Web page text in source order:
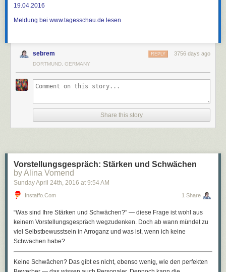
19.04.2016
Meldung bei www.tagesschau.de lesen
sebrem 3756 days ago
REPLY
DORTMUND, GERMANY
Share this story
Vorstellungsgespräch: Stärken und Schwächen
by Alina Vomend
Sunday April 24th, 2016 at 9:54 AM
Instaffo.com 1 Share
“Was sind Ihre Stärken und Schwächen?” — diese Frage ist wohl aus
keinem Vorstellungsgespräch wegzudenken. Doch ab wann mündet zu
viel Selbstbewusstsein in Arroganz und was ist, wenn ich keine
Schwächen habe?
Keine Schwächen? Das gibt es nicht, ebenso wenig, wie den perfekten